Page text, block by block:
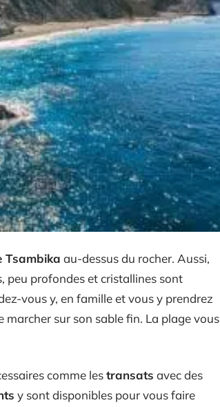
Tsambika au-dessus du rocher. Aussi,
peu profondes et cristallines sont
vous y, en famille et vous y prendrez
marcher sur son sable fin. La plage vous
comme lestransats avec des
y sont disponibles pour vous faire